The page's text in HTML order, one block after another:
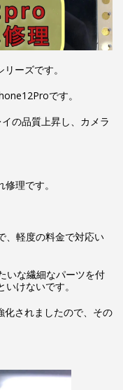
ーズです。
です。
の品質上昇し、カメラ
理です。
、軽度の料金で対応い
いな繊細なパーツを付
けないです。
されましたので、その